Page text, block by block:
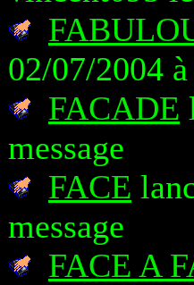
02/07/2004
FACADE
message
FACE
message
FACE A